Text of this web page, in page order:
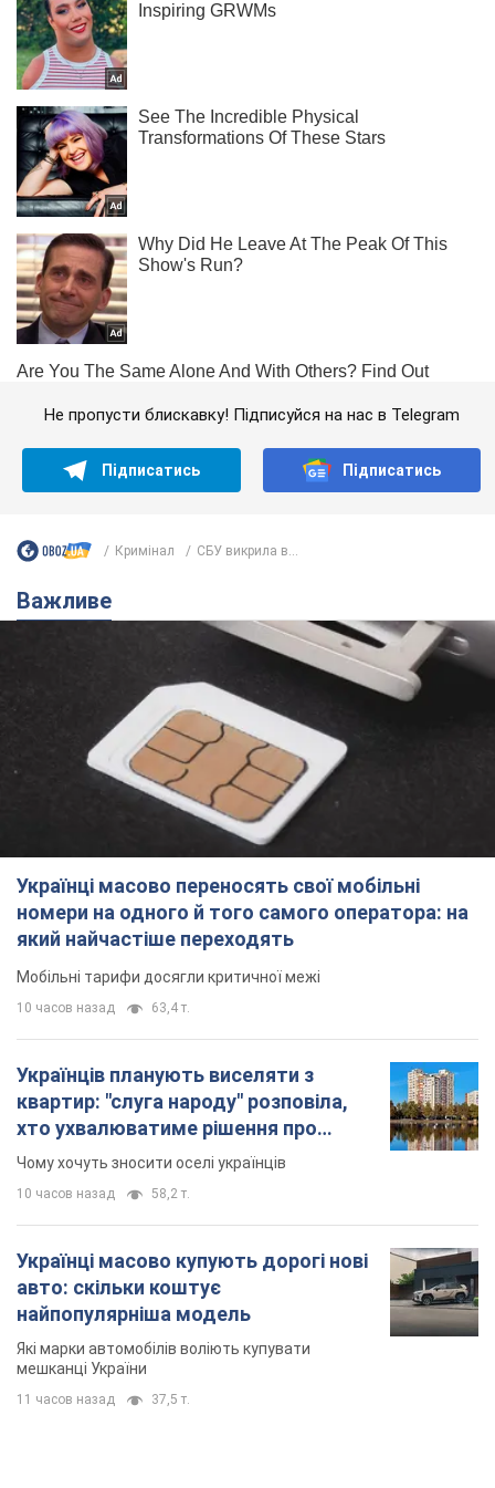
Не пропусти блискавку! Підписуйся на нас в Telegram
Підписатись Підписатись
Кримінал СБУ викрила в...
Важливе
Українці масово переносять свої мобільні
номери на одного й того самого оператора: на
який найчастіше переходять
Мобільні тарифи досягли критичної межі
10 часов назад 63,4 т.
Українців планують виселяти з
квартир: "слуга народу" розповіла,
хто ухвалюватиме рішення про
знесення будинків
Чому хочуть зносити оселі українців
10 часов назад 58,2 т.
Українці масово купують дорогі нові
авто: скільки коштує
найпопулярніша модель
Які марки автомобілів воліють купувати
мешканці України
11 часов назад 37,5 т.